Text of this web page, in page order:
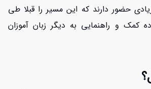
حضور دارند که این مسیر را قبلا طی
کمک و راهنمایی به دیگر زبان آموزان